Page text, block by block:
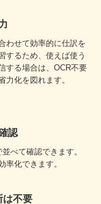
わせて効率的に仕訳を
するため、使えば使う
する場合は、OCR不要
力化を図れます。
認
べて確認できます。
率化できます。
は不要